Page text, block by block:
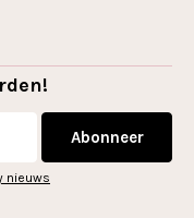
Abonneer
nieuws